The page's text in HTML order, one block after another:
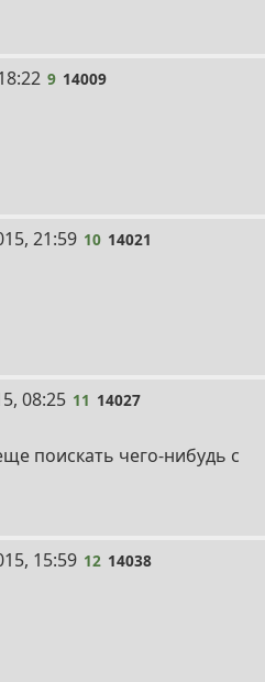
9 14009
21:59 10 14021
08:25 11 14027
поискать чего-нибудь с
15:59 12 14038